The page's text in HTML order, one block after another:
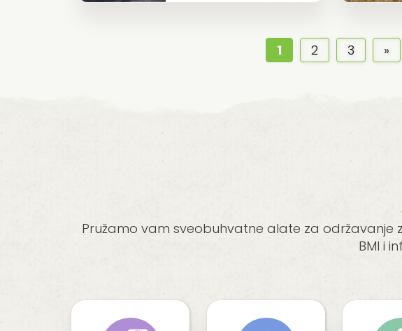
1 2 3 »
Pružamo vam sveobuhvatne alate za
BMI i